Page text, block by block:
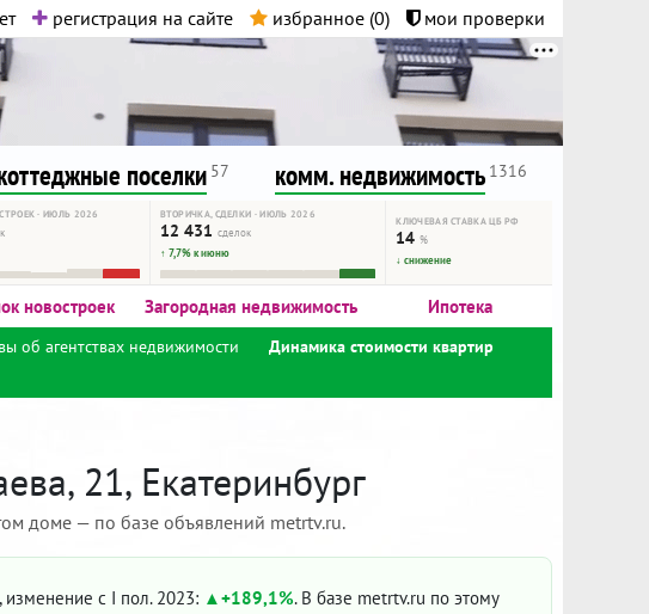
регистрация на сайте избранное (0) мои проверки
Удачи!
поселки 57 комм. недвижимость 1316
· ИЮЛЬ 2026 ВТОРИЧКА, СДЕЛКИ · ИЮЛЬ 2026
12 431 сделок
↑ 7,7% к июню
КЛЮЧЕВАЯ СТАВКА ЦБ РФ
14%
↓ снижение
новостроек Загородная недвижимость Ипотека
об агентствах недвижимости
Динамика стоимости квартир
21, Екатеринбург
доме — по базе объявлений metrtv.ru.
, изменение с I пол. 2023: +189,1%. В базе metrtv.ru по этому